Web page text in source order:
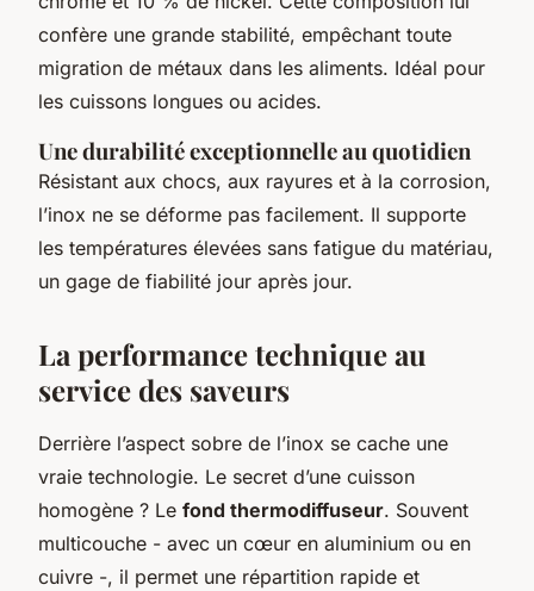
confère une grande stabilité, empêchant toute
migration de métaux dans les aliments. Idéal pour
les cuissons longues ou acides.
Une durabilité exceptionnelle au quotidien
Résistant aux chocs, aux rayures et à la corrosion,
l’inox ne se déforme pas facilement. Il supporte
les températures élevées sans fatigue du matériau,
un gage de fiabilité jour après jour.
La performance technique au
service des saveurs
Derrière l’aspect sobre de l’inox se cache une
vraie technologie. Le secret d’une cuisson
homogène ? Le fond thermodiffuseur. Souvent
multicouche - avec un cœur en aluminium ou en
cuivre -, il permet une répartition rapide et